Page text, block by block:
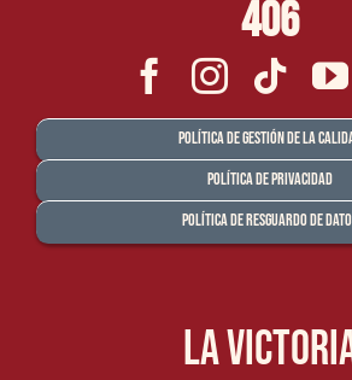
406
Política de Gestión de la
Política de Privacidad
Política de Resguardo de
La